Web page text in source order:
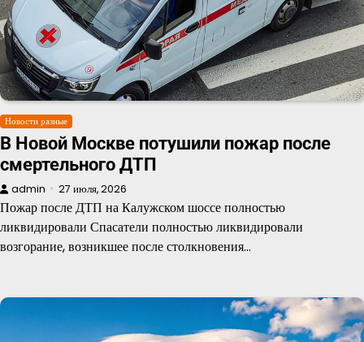
Новости разные
В Новой Москве потушили пожар после
смертельного ДТП
admin 27 июля, 2026
Пожар после ДТП на Калужском шоссе полностью
ликвидировали Спасатели полностью ликвидировали
возгорание, возникшее после столкновения…